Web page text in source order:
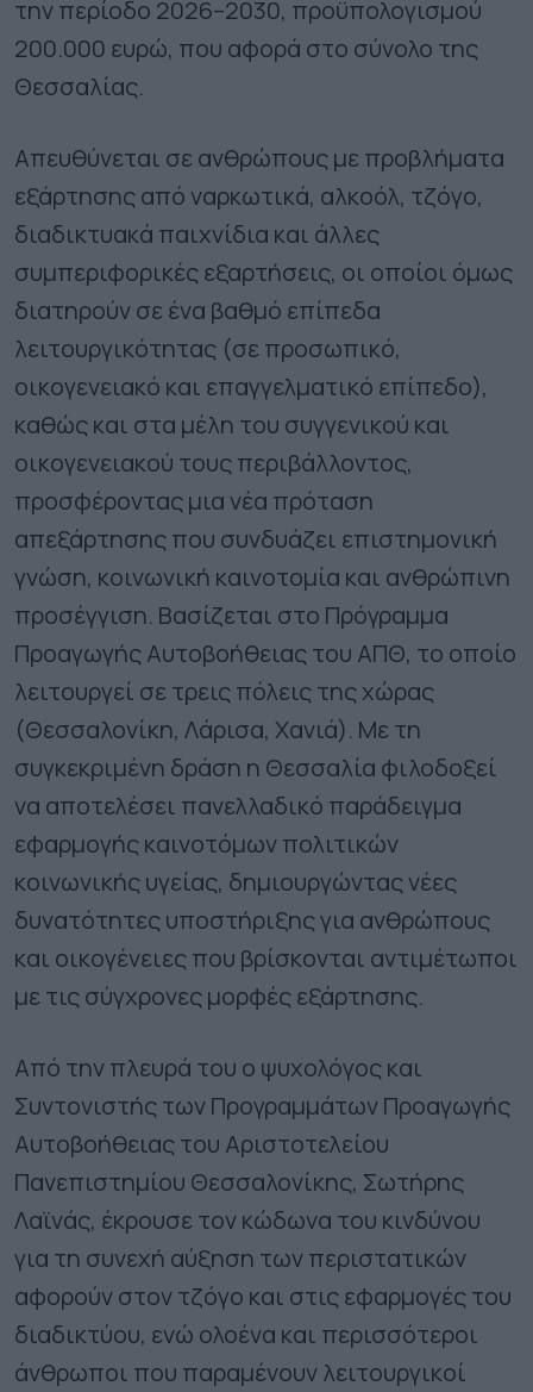
την περίοδο 2026–2030, προϋπολογισμού
200.000 ευρώ, που αφορά στο σύνολο της
Θεσσαλίας.
Απευθύνεται σε ανθρώπους με προβλήματα
εξάρτησης από ναρκωτικά, αλκοόλ, τζόγο,
διαδικτυακά παιχνίδια και άλλες
συμπεριφορικές εξαρτήσεις, οι οποίοι όμως
διατηρούν σε ένα βαθμό επίπεδα
λειτουργικότητας (σε προσωπικό,
οικογενειακό και επαγγελματικό επίπεδο),
καθώς και στα μέλη του συγγενικού και
οικογενειακού τους περιβάλλοντος,
προσφέροντας μια νέα πρόταση
απεξάρτησης που συνδυάζει επιστημονική
γνώση, κοινωνική καινοτομία και ανθρώπινη
προσέγγιση. Βασίζεται στο Πρόγραμμα
Προαγωγής Αυτοβοήθειας του ΑΠΘ, το οποίο
λειτουργεί σε τρεις πόλεις της χώρας
(Θεσσαλονίκη, Λάρισα, Χανιά). Με τη
συγκεκριμένη δράση η Θεσσαλία φιλοδοξεί
να αποτελέσει πανελλαδικό παράδειγμα
εφαρμογής καινοτόμων πολιτικών
κοινωνικής υγείας, δημιουργώντας νέες
δυνατότητες υποστήριξης για ανθρώπους
και οικογένειες που βρίσκονται αντιμέτωποι
με τις σύγχρονες μορφές εξάρτησης.
Από την πλευρά του ο ψυχολόγος και
Συντονιστής των Προγραμμάτων Προαγωγής
Αυτοβοήθειας του Αριστοτελείου
Πανεπιστημίου Θεσσαλονίκης, Σωτήρης
Λαϊνάς, έκρουσε τον κώδωνα του κινδύνου
για τη συνεχή αύξηση των περιστατικών
αφορούν στον τζόγο και στις εφαρμογές του
διαδικτύου, ενώ ολοένα και περισσότεροι
άνθρωποι που παραμένουν λειτουργικοί